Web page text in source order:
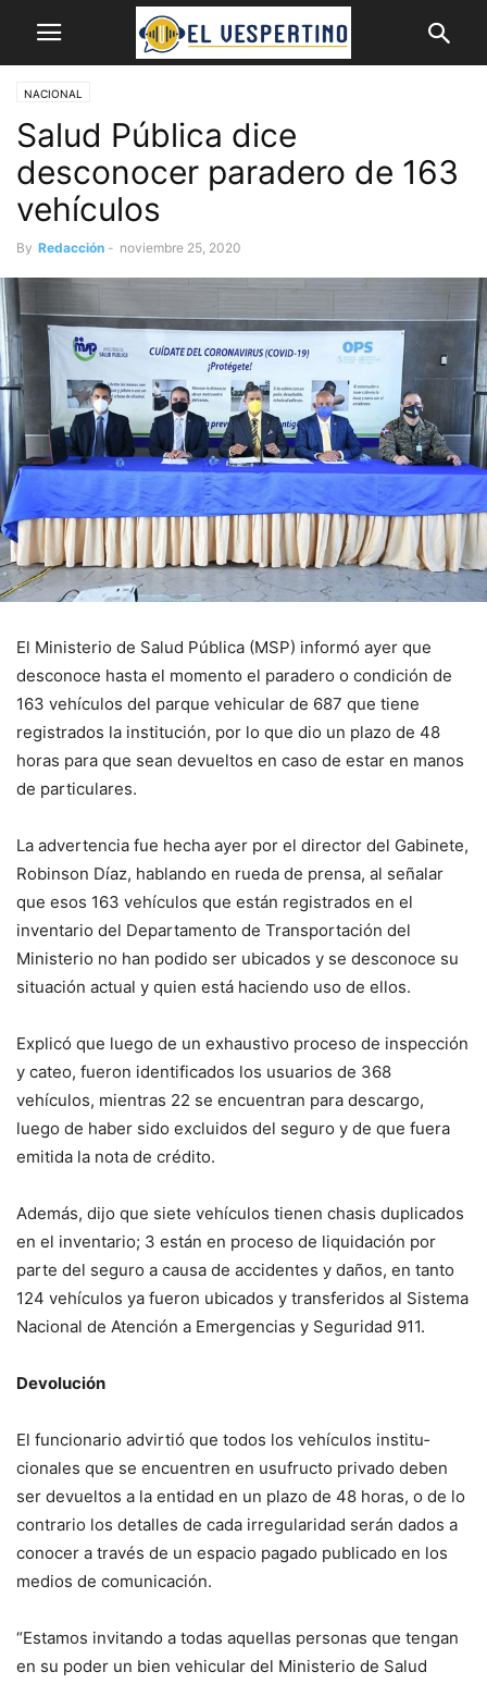
NACIONAL
Salud Pública dice
desconocer paradero de 163
vehículos
By Redacción - noviembre 25, 2020
El Ministerio de Salud Pú­blica (MSP) informó ayer que
desconoce hasta el momento el paradero o condición de
163 vehícu­los del parque vehicular de 687 que tiene
registrados la institución, por lo que dio un plazo de 48
horas para que sean devueltos en caso de estar en manos
de particulares.
La advertencia fue he­cha ayer por el director del Gabinete,
Robinson Díaz, hablando en rueda de prensa, al señalar
que esos 163 vehículos que están registrados en el
inventario del Departamento de Trans­portación del
Ministerio no han podido ser ubicados y se desconoce su
situación actual y quien está hacien­do uso de ellos.
Explicó que luego de un exhaustivo proceso de ins­pección
y cateo, fueron identificados los usuarios de 368
vehículos, mientras 22 se encuentran para des­cargo,
luego de haber sido excluidos del seguro y de que fuera
emitida la nota de crédito.
Además, dijo que siete vehículos tienen chasis du­plicados
en el inventario; 3 están en proceso de liquida­ción por
parte del seguro a causa de accidentes y da­ños, en tanto
124 vehículos ya fueron ubicados y trans­feridos al Sistema
Nacional de Atención a Emergencias y Seguridad 911.
Devolución
El funcionario advirtió que todos los vehículos institu­
cionales que se encuentren en usufructo privado deben
ser devueltos a la entidad en un plazo de 48 horas, o de lo
contrario los detalles de cada irregularidad serán dados a
conocer a través de un espacio pagado publica­do en los
medios de comu­nicación.
“Estamos invitando a todas aquellas personas que tengan
en su poder un bien vehicular del Ministe­rio de Salud